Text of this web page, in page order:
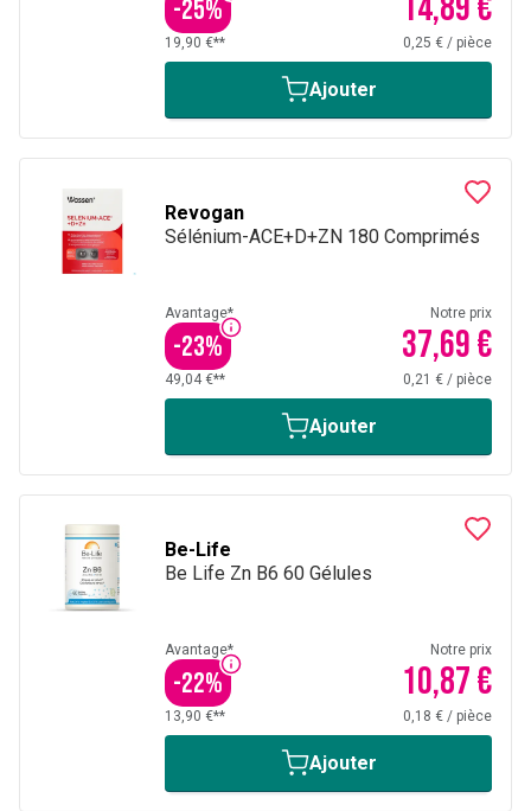
-25%
19,90 €** 0,25 € / pièce
Ajouter
Revogan
Sélénium-ACE+D+ZN 180 Comprimés
Avantage*
-23%
Notre prix
37,69 €
49,04 €** 0,21 € / pièce
Ajouter
Be-Life
Be Life Zn B6 60 Gélules
Avantage*
-22%
Notre prix
10,87 €
13,90 €** 0,18 € / pièce
Ajouter